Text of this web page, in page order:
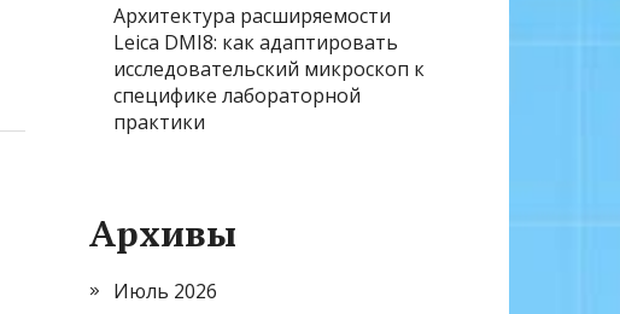
Архитектура расширяемости
Leica DMI8: как адаптировать
исследовательский микроскоп к
специфике лабораторной
практики
Архивы
Июль 2026